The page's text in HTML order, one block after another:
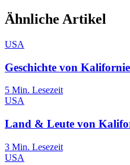
Ähnliche Artikel
USA
Geschichte von
5 Min. Lesezeit
USA
Land & Leute von
3 Min. Lesezeit
USA